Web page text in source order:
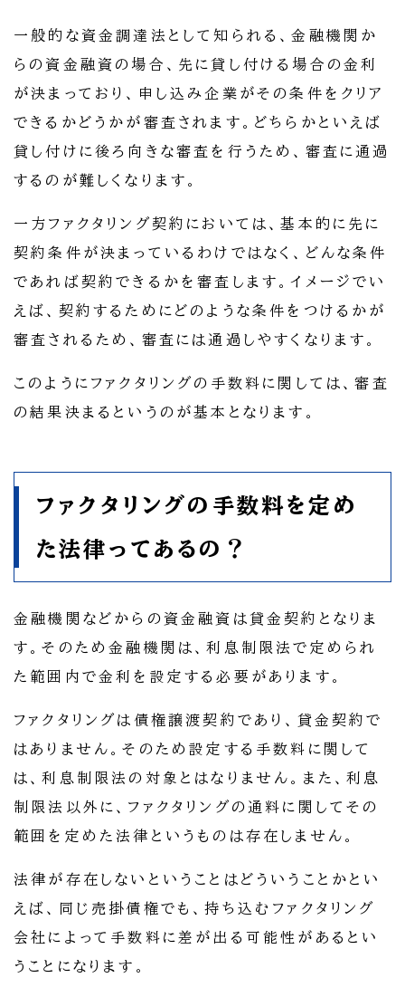
一般的な資金調達法として知られる、金融機関か
らの資金融資の場合、先に貸し付ける場合の金利
が決まっており、申し込み企業がその条件をクリア
できるかどうかが審査されます。どちらかといえば
貸し付けに後ろ向きな審査を行うため、審査に通過
するのが難しくなります。
一方ファクタリング契約においては、基本的に先に
契約条件が決まっているわけではなく、どんな条件
であれば契約できるかを審査します。イメージでい
えば、契約するためにどのような条件をつけるかが
審査されるため、審査には通過しやすくなります。
このようにファクタリングの手数料に関しては、審査
の結果決まるというのが基本となります。
ファクタリングの手数料を定め
た法律ってあるの？
金融機関などからの資金融資は貸金契約となりま
す。そのため金融機関は、利息制限法で定められ
た範囲内で金利を設定する必要があります。
ファクタリングは債権譲渡契約であり、貸金契約で
はありません。そのため設定する手数料に関して
は、利息制限法の対象とはなりません。また、利息
制限法以外に、ファクタリングの通料に関してその
範囲を定めた法律というものは存在しません。
法律が存在しないということはどういうことかとい
えば、同じ売掛債権でも、持ち込むファクタリング
会社によって手数料に差が出る可能性があるとい
うことになります。